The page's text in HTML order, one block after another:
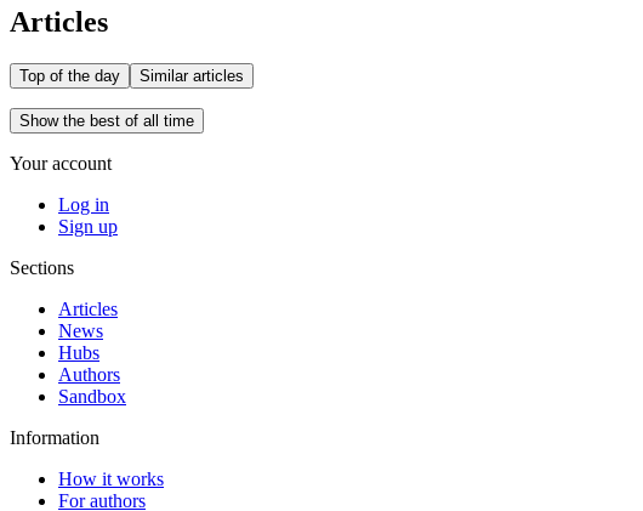
Articles
Top of the day Similar articles
Show the best of all time
Your account
Log in
Sign up
Sections
Articles
News
Hubs
Authors
Sandbox
Information
How it works
For authors